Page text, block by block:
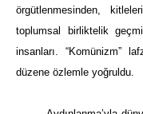
örgütlenmesinden,
toplumsal birliktelik
insanları. “Komünizm”
düzene özlemle yoğruldu.